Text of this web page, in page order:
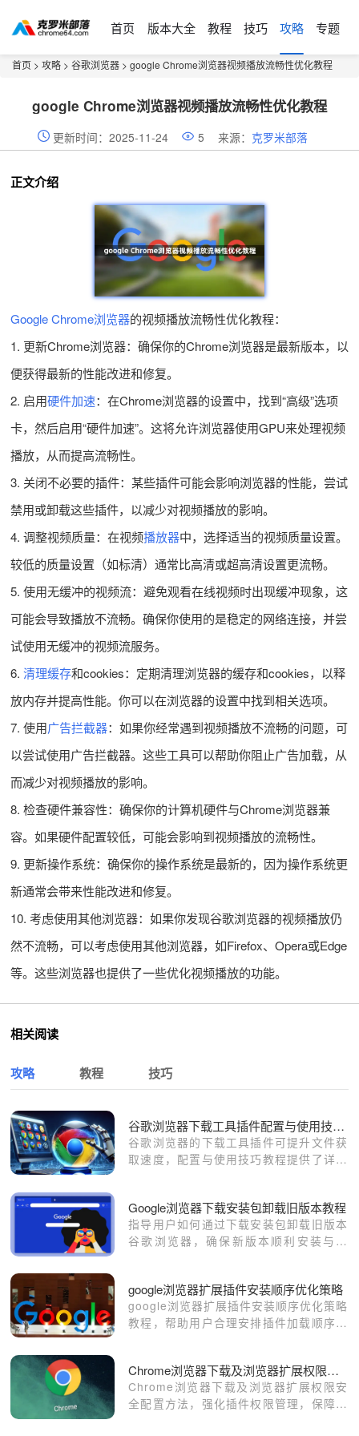
首页 版本大全 教程 技巧 攻略 专题
首页 > 攻略 > 谷歌浏览器 > google Chrome浏览器视频播放流畅性优化教程
google Chrome浏览器视频播放流畅性优化教程
更新时间：2025-11-24 5 来源： 克罗米部落
正文介绍
Google Chrome浏览器的视频播放流畅性优化教程：
1. 更新Chrome浏览器：确保你的Chrome浏览器是最新版本，以
便获得最新的性能改进和修复。
2. 启用硬件加速：在Chrome浏览器的设置中，找到“高级”选项
卡，然后启用“硬件加速”。这将允许浏览器使用GPU来处理视频
播放，从而提高流畅性。
3. 关闭不必要的插件：某些插件可能会影响浏览器的性能，尝试
禁用或卸载这些插件，以减少对视频播放的影响。
4. 调整视频质量：在视频播放器中，选择适当的视频质量设置。
较低的质量设置（如标清）通常比高清或超高清设置更流畅。
5. 使用无缓冲的视频流：避免观看在线视频时出现缓冲现象，这
可能会导致播放不流畅。确保你使用的是稳定的网络连接，并尝
试使用无缓冲的视频流服务。
6. 清理缓存和cookies：定期清理浏览器的缓存和cookies，以释
放内存并提高性能。你可以在浏览器的设置中找到相关选项。
7. 使用广告拦截器：如果你经常遇到视频播放不流畅的问题，可
以尝试使用广告拦截器。这些工具可以帮助你阻止广告加载，从
而减少对视频播放的影响。
8. 检查硬件兼容性：确保你的计算机硬件与Chrome浏览器兼
容。如果硬件配置较低，可能会影响到视频播放的流畅性。
9. 更新操作系统：确保你的操作系统是最新的，因为操作系统更
新通常会带来性能改进和修复。
10. 考虑使用其他浏览器：如果你发现谷歌浏览器的视频播放仍
然不流畅，可以考虑使用其他浏览器，如Firefox、Opera或Edge
等。这些浏览器也提供了一些优化视频播放的功能。
相关阅读
攻略 教程 技巧
谷歌浏览器下载工具插件配置与使用技巧教程
谷歌浏览器的下载工具插件可提升文件获
取速度，配置与使用技巧教程提供了详细
Google浏览器下载安装包卸载旧版本教程
指导用户如何通过下载安装包卸载旧版本
谷歌浏览器，确保新版本顺利安装与使
google浏览器扩展插件安装顺序优化策略
google浏览器扩展插件安装顺序优化策略
教程，帮助用户合理安排插件加载顺序，
Chrome浏览器下载及浏览器扩展权限安全配置
Chrome浏览器下载及浏览器扩展权限安
全配置方法，强化插件权限管理，保障浏